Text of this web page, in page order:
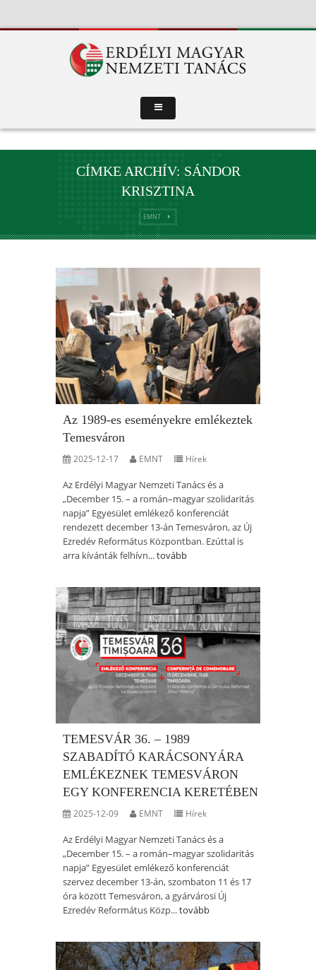
CÍMKE ARCHÍV: SÁNDOR
KRISZTINA
EMNT
Az 1989-es eseményekre emlékeztek
Temesváron
2025-12-17 EMNT Hírek
Az Erdélyi Magyar Nemzeti Tanács és a
„December 15. – a román–magyar szolidaritás
napja” Egyesület emlékező konferenciát
rendezett december 13-án Temesváron, az Új
Ezredév Református Központban. Ezúttal is
arra kívánták felhívn...tovább
TEMESVÁR 36. – 1989
SZABADÍTÓ KARÁCSONYÁRA
EMLÉKEZNEK TEMESVÁRON
EGY KONFERENCIA KERETÉBEN
2025-12-09 EMNT Hírek
Az Erdélyi Magyar Nemzeti Tanács és a
„December 15. – a román–magyar szolidaritás
napja” Egyesület emlékező konferenciát
szervez december 13-án, szombaton 11 és 17
óra között Temesváron, a gyárvárosi Új
Ezredév Református Közp...tovább